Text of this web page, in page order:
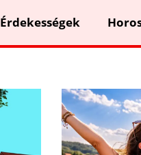
Érdekességek